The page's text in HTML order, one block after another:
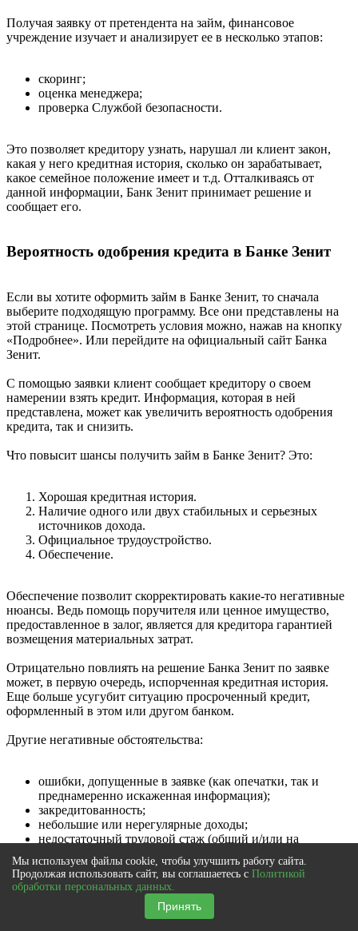
Получая заявку от претендента на займ, финансовое
учреждение изучает и анализирует ее в несколько этапов:
скоринг;
оценка менеджера;
проверка Службой безопасности.
Это позволяет кредитору узнать, нарушал ли клиент закон,
какая у него кредитная история, сколько он зарабатывает,
какое семейное положение имеет и т.д. Отталкиваясь от
данной информации, Банк Зенит принимает решение и
сообщает его.
Вероятность одобрения кредита в Банке Зенит
Если вы хотите оформить займ в Банке Зенит, то сначала
выберите подходящую программу. Все они представлены на
этой странице. Посмотреть условия можно, нажав на кнопку
«Подробнее». Или перейдите на официальный сайт Банка
Зенит.
С помощью заявки клиент сообщает кредитору о своем
намерении взять кредит. Информация, которая в ней
представлена, может как увеличить вероятность одобрения
кредита, так и снизить.
Что повысит шансы получить займ в Банке Зенит? Это:
Хорошая кредитная история.
Наличие одного или двух стабильных и серьезных
источников дохода.
Официальное трудоустройство.
Обеспечение.
Обеспечение позволит скорректировать какие-то негативные
нюансы. Ведь помощь поручителя или ценное имущество,
предоставленное в залог, является для кредитора гарантией
возмещения материальных затрат.
Отрицательно повлиять на решение Банка Зенит по заявке
может, в первую очередь, испорченная кредитная история.
Еще больше усугубит ситуацию просроченный кредит,
оформленный в этом или другом банком.
Другие негативные обстоятельства:
ошибки, допущенные в заявке (как опечатки, так и
преднамеренно искаженная информация);
закредитованность;
небольшие или нерегулярные доходы;
недостаточный трудовой стаж (общий и/или на
Процент одобрения кредита в Банке Зенит
Мы используем файлы cookie, чтобы улучшить работу сайта.
Продолжая использовать сайт, вы соглашаетесь с Политикой
обработки персональных данных.
Принять